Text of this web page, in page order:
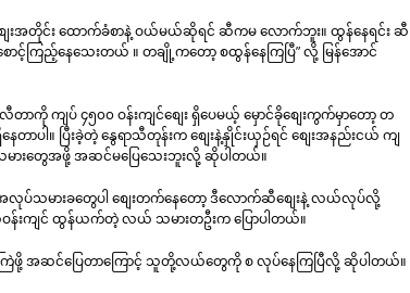
စျေးအတိုင်း ထောက်ခံစာနဲ့ ဝယ်မယ်ဆိုရင် ဆီကမ လောက်ဘူး။ ထွန်နေရင်း ဆီ
င့်ကြည့်နေသေးတယ် ။ တချို့ကတော့ စထွန်နေကြပြီ” လို့ မြန်အောင်
ျပ် ၄၅၀၀ ဝန်းကျင်စျေး ရှိပေမယ့် မှောင်ခိုစျေးကွက်မှာတော့ တ
တာပါ။ ပြီးခဲ့တဲ့ နွေရာသီတုန်းက စျေးနဲ့နှိုင်းယှဉ်ရင် စျေးအနည်းငယ် ကျ
သမားတွေအဖို့ အဆင်မပြေသေးဘူးလို့ ဆိုပါတယ်။
လုပ်သမားခတွေပါ စျေးတက်နေတော့ ဒီလောက်ဆီစျေးနဲ့ လယ်လုပ်လို့
းကျင် ထွန်ယက်တဲ့ လယ် သမားတဦးက ပြောပါတယ်။
ကြဲဖို့ အဆင်ပြေတာကြောင့် သူတို့လယ်တွေကို စ လုပ်နေကြပြီလို့ ဆိုပါတယ်။